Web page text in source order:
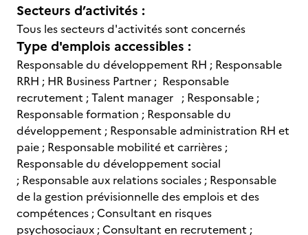
Secteurs d’activités :
Tous les secteurs d'activités sont concernés
Type d'emplois accessibles :
Responsable du développement RH ; Responsable
RRH ; HR Business Partner ; Responsable
recrutement ; Talent manager ; Responsable ;
Responsable formation ; Responsable du
développement ; Responsable administration RH et
paie ; Responsable mobilité et carrières ;
Responsable du développement social
; Responsable aux relations sociales ; Responsable
de la gestion prévisionnelle des emplois et des
compétences ; Consultant en risques
psychosociaux ; Consultant en recrutement ;